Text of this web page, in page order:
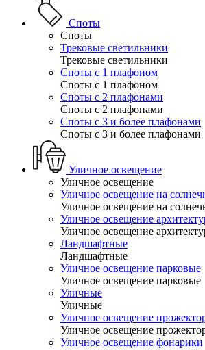
Споты
Споты
Трековые светильники
Трековые светильники
Споты с 1 плафоном
Споты с 1 плафоном
Споты с 2 плафонами
Споты с 2 плафонами
Споты с 3 и более плафонами
Споты с 3 и более плафонами
Уличное освещение
Уличное освещение
Уличное освещение на
Уличное освещение на
Уличное освещение
Уличное освещение
Ландшафтные
Ландшафтные
Уличное освещение парковые
Уличное освещение парковые
Уличные
Уличные
Уличное освещение
Уличное освещение
Уличное освещение фонарики